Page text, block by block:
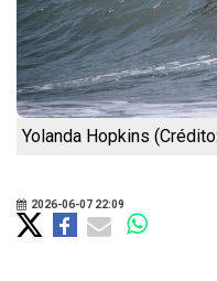
Yolanda Hopkins
2026-06-07 22:09